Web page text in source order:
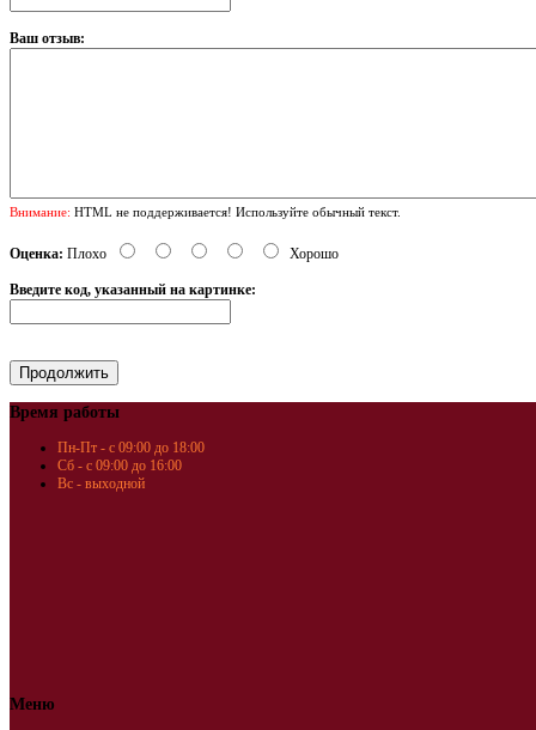
Ваш отзыв:
Внимание: HTML не поддерживается! Используйте обычный текст.
Оценка: Плохо Хорошо
Введите код, указанный на картинке:
Время работы
Пн-Пт - с 09:00 до 18:00
Сб - с 09:00 до 16:00
Вс - выходной
Меню